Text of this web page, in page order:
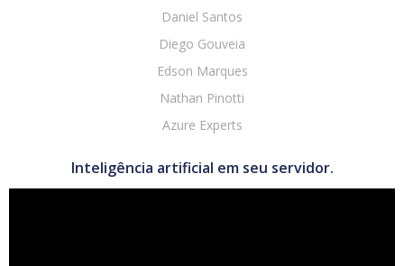
Daniel Santos
Diego Gouveia
Edson Marques
Nathan Pinotti
Azure Experts
Inteligência artificial em seu servidor.